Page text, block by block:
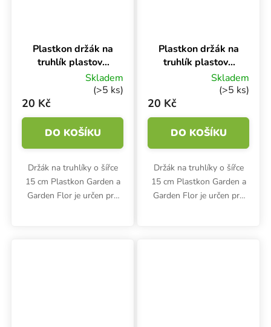
Plastkon držák na
truhlík plastový
Universal
Terakota, 15 cm
Skladem
(>5 ks)
20 Kč
DO KOŠÍKU
Držák na truhlíky o šířce
15 cm Plastkon Garden a
Garden Flor je určen pro
Plastkon držák na
truhlík plastový
Universal
Terakota, 15 cm
Skladem
(>5 ks)
20 Kč
DO KOŠÍKU
Držák na truhlíky o šířce
15 cm Plastkon Garden a
Garden Flor je určen pro